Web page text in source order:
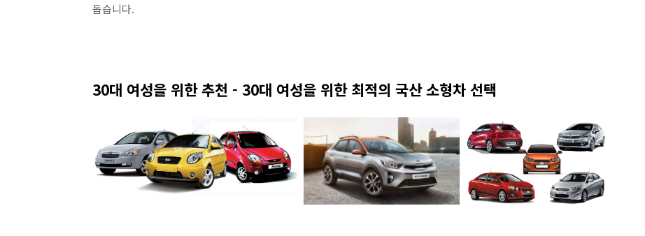
돕습니다.
30대 여성을 위한 추천 - 30대 여성을 위한 최적의 국산 소형차 선택